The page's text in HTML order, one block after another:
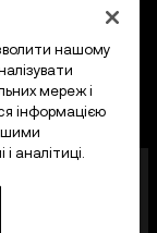
торгівельною
нашому
мереж і
інформацією
аналітиці.